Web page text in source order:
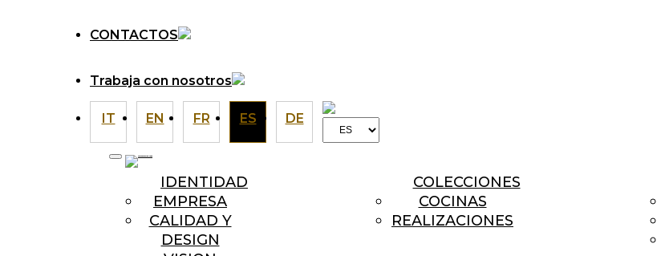
CONTACTOS
Trabaja con nosotros
IT EN FR ES DE
Elegir
un
IDENTIDAD
EMPRESA
CALIDAD Y
DESIGN
COLECCIONES
COCINAS
REALIZACIONES